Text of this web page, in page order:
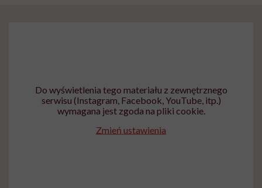
Do wyświetlenia tego materiału z zewnętrznego
serwisu (Instagram, Facebook, YouTube, itp.)
wymagana jest zgoda na pliki cookie.
Zmień ustawienia